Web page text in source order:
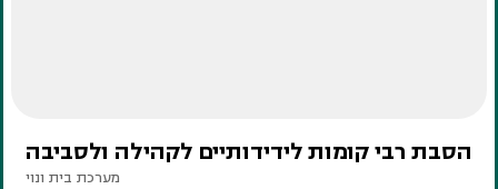
הסבת רבי קומות לידידותיים לקהילה ולסביבה
מערכת בית ונוי